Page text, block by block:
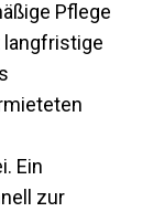
Pflege
langfristige
Ein
zur